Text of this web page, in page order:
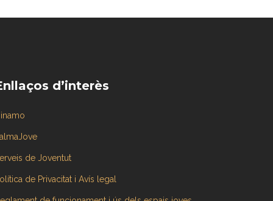
d’interès
de Joventut
de Privacitat i Avís legal